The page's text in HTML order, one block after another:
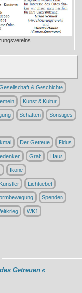
Gesellschaft & Geschichte
Kunst & Kultur
Schatten Sonstiges
Der Getreue Fidus
Grab Haus
Ikone
Künstler Lichtgebet
Spenden
WK1
Getreuen «